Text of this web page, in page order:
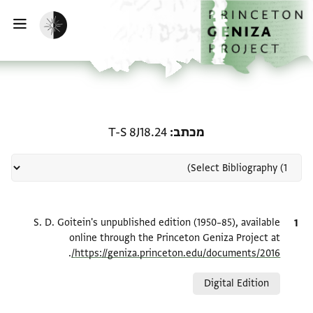
לתוכןהבית
הפעלת מצב כהה
מכתב T-S 8J18.24
ציטוט
S. D. Goitein's unpublished edition (1950–85), available
online through the Princeton Geniza Project at
https://geniza.princeton.edu/documents/2016/
.
Digital Edition